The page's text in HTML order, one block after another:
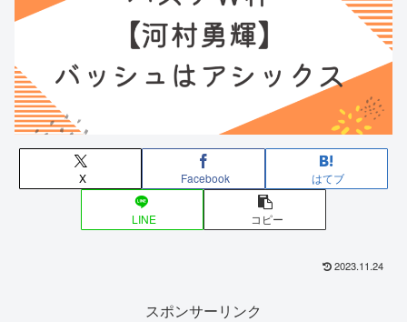
X Facebook はてブ
LINE コピー
2023.11.24
スポンサーリンク